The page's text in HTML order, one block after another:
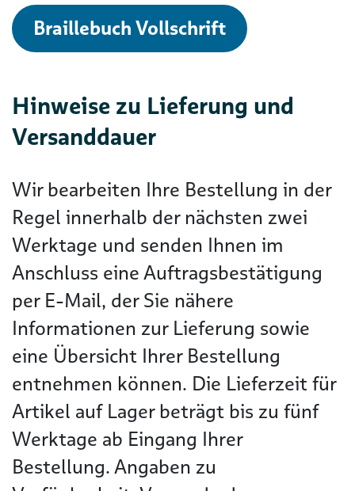
Braillebuch Vollschrift
Hinweise zu Lieferung und
Versanddauer
Wir bearbeiten Ihre Bestellung in der
Regel innerhalb der nächsten zwei
Werktage und senden Ihnen im
Anschluss eine Auftragsbestätigung
per E-Mail, der Sie nähere
Informationen zur Lieferung sowie
eine Übersicht Ihrer Bestellung
entnehmen können. Die Lieferzeit für
Artikel auf Lager beträgt bis zu fünf
Werktage ab Eingang Ihrer
Bestellung. Angaben zu